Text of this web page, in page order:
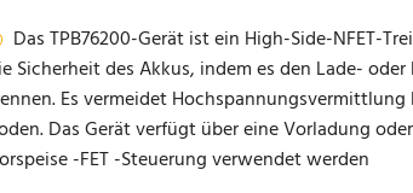
Das TPB76200-Gerät ist ein High-Side-NFET-
Sicherheit des Akkus, indem es den Lade-
Es vermeidet
Das Gerät verfügt über eine Vorladung
-FET -Steuerung verwendet werden